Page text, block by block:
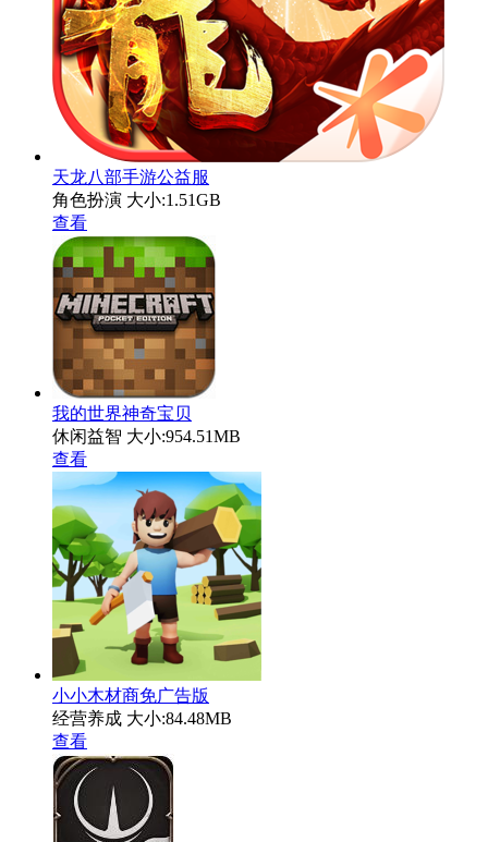
天龙八部手游公益服
角色扮演 大小:1.51GB
查看
我的世界神奇宝贝
休闲益智 大小:954.51MB
查看
小小木材商免广告版
经营养成 大小:84.48MB
查看